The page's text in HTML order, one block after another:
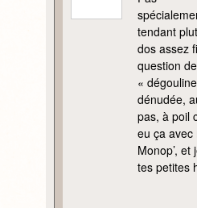
tendant
dos assez
question
«
dénudée,
pas, à poil
eu ça avec
Monop’,
tes petites